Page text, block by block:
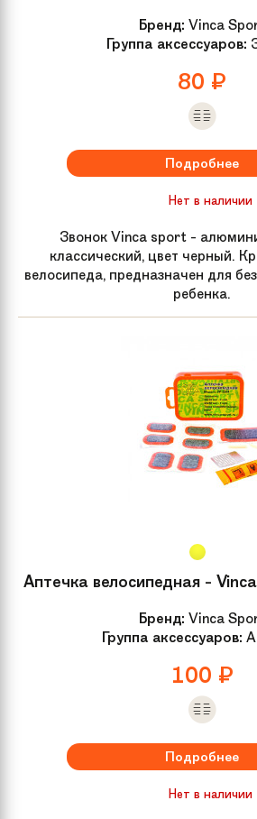
Пластиковые
Звонок,
комплект
подарок!
Рама велосипеда
Качественная
сварочными
Размер колес 14
Магниевый сплав
51-62 см
Бренд: Vinca
Группа аксессуаров:
80 ₽
Подробнее
Нет в наличии
Звонок Vinca sport -
классический, цвет черный.
велосипеда, предназначен для
ребенка.
Аптечка велосипедная -
Бренд: Vinca
Группа аксессуаров:
100 ₽
Подробнее
Нет в наличии